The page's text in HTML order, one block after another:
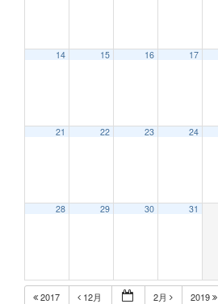
14 15 16 17
21 22 23 24
28 29 30 31
2017 12月 2月 2019
2:00 AM